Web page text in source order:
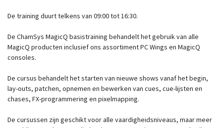
De training duurt telkens van 09:00 tot 16:30.
De ChamSys MagicQ basistraining behandelt het gebruik van alle
MagicQ producten inclusief ons assortiment PC Wings en MagicQ
consoles.
De cursus behandelt het starten van nieuwe shows vanaf het begin,
lay-outs, patchen, opnemen en bewerken van cues, cue-lijsten en
chases, FX-programmering en pixelmapping.
De cursussen zijn geschikt voor alle vaardigheidsniveaus, maar meer